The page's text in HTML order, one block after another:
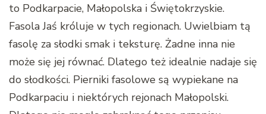
to Podkarpacie, Małopolska i Świętokrzyskie.
Fasola Jaś króluje w tych regionach. Uwielbiam tą
fasolę za słodki smak i teksturę. Żadne inna nie
może się jej równać. Dlatego też idealnie nadaje się
do słodkości. Pierniki fasolowe są wypiekane na
Podkarpaciu i niektórych rejonach Małopolski.